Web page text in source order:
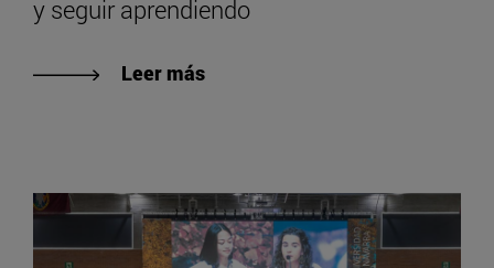
y seguir aprendiendo
Leer más